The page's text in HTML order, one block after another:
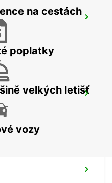
na cestách
poplatky
velkých letišť
vozy